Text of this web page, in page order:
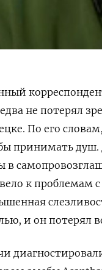
не потерял
По его
принимать душ.
в
к проблемам
и он потерял